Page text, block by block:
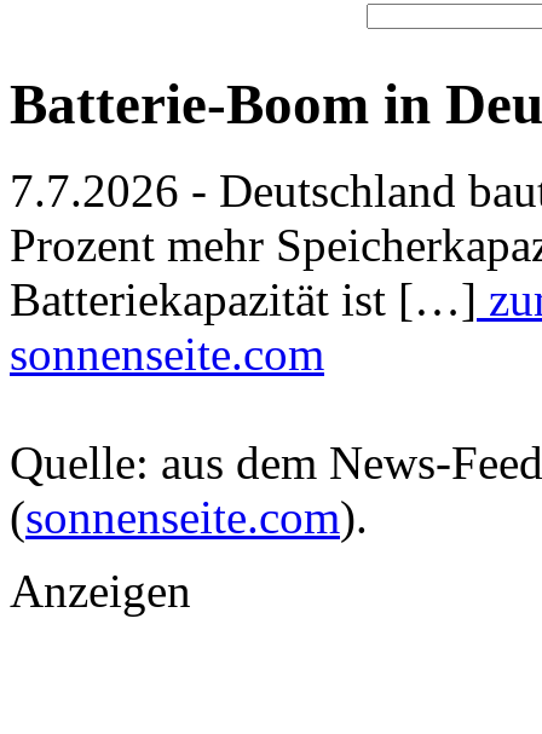
Batterie-Boom in
7.7.2026 - Deutschland
Prozent mehr
Batteriekapazität ist […]
sonnenseite.com
Quelle: aus dem News-
(sonnenseite.com).
Anzeigen